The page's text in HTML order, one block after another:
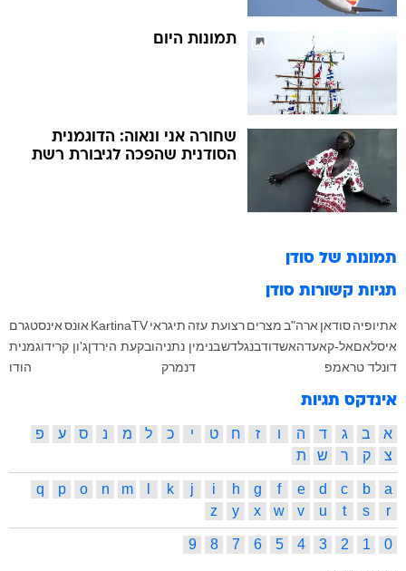
תמונות היום
שחורה אני ונאוה: הדוגמנית
הסודנית שהפכה לגיבורת רשת
תמונות של סודן
תגיות קשורות סודן
אתיופיהסודאן ארה"ב מצריםרצועת עזה תיגראיKartinaTV אונסאינסטגרם
איסלאםאל-קאעדהאשדודבנגלדשבנימין נתניהובקעת הירדןג'ון קרידוגמנית
דונלד טראמפ
דנמרק הודו
אינדקס תגיות
א ב ג ד ה ו ז ח ט י כ ל מ נ ס ע
פ
צ
ק ר ש ת
a
b
c
d
e
f
g
h
i
j
k
m
n
o
p
q
r
s
t
u
v
w
x
y
z
0
1
2
3
4
5
6
7
8
9